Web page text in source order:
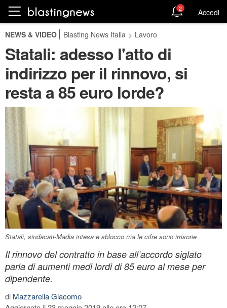
2 Accedi
NEWS & VIDEO Blasting News Italia > Lavoro
Statali: adesso l'atto di
indirizzo per il rinnovo, si
resta a 85 euro lorde?
Statali, sindacati-Madia intesa e sblocco ma le cifre sono irrisorie
Il rinnovo del contratto in base all’accordo siglato
parla di aumenti medi lordi di 85 euro al mese per
dipendente.
di Mazzarella Giacomo